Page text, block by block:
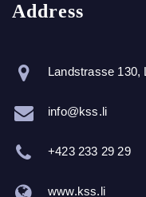
Address
Landstrasse 130,
info@kss.li
+423 233 29 29
www.kss.li